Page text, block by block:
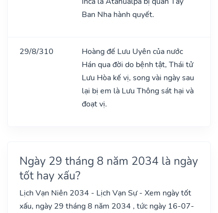
Ban Nha hành quyết.
29/8/310
Hoàng đế Lưu Uyên của nước
Hán qua đời do bệnh tật, Thái tử
Lưu Hòa kế vị, song vài ngày sau
lại bị em là Lưu Thông sát hại và
đoạt vị.
Ngày 29 tháng 8 năm 2034 là ngày
tốt hay xấu?
Lịch Vạn Niên 2034 - Lịch Vạn Sự - Xem ngày tốt
xấu, ngày 29 tháng 8 năm 2034 , tức ngày 16-07-